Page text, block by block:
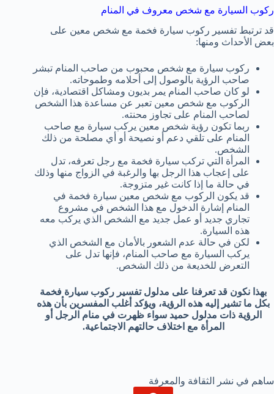
ركوب السيارة مع شخص معروف في المنام
قد ترتبط تفسير ركوب سيارة فخمة مع شخص معين على
بعض الأحداث ومنها:
ركوب سيارة مع شخص محبوب من صاحب المنام تبشر
صاحب الرؤية بالوصول إلى أحلامه وطموحاته.
لو كان صاحب المنام يمر بديون ومشاكل اقتصادية، فإن
الركوب مع شخص معين تعبر عن مساعدة هذا الشخص
لصاحب المنام على تجاوز محنته.
ربما تكون رؤية شخص معين يركب سيارة مع صاحب
المنام على تلقي دعم أو نصيحة أو أي مصلحة من ذلك
الشخص.
المرأة التي تركب سيارة فخمة مع رجل تعرفه، تدل
على إعجاب هذا الرجل بها والرغبة في الزواج منها وذلك
في حالة ما إذا كانت غير متزوجة.
قد يكون الركوب مع شخص معين سيارة فخمة في
المنام إشارة الدخول مع هذا الشخص في مشروع
تجاري جديد أو عمل جديد مع الشخص الذي يركب معه
هذه السيارة.
لكن في حالة عدم الشعور بالأمان مع الشخص الذي
يركب السيارة مع صاحب المنام، فإنها تدل على
التعرض للخديعة من ذلك الشخص.
بهذا نكون قد تعرفنا على مدلول تفسير ركوب سيارة فخمة
بكل ما تشير إليه هذه الرؤية، ويؤكد أغلب المفسرين بأن هذه
الرؤية ذات مدلول حميد سواء ظهرت في منام الرجل أو
المرأة مع اختلاف حالتهم الاجتماعية.
ساهم في نشر الثقافة والمعرفة